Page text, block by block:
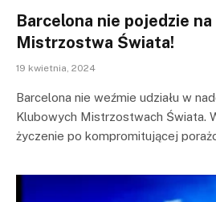
Barcelona nie pojedzie
Mistrzostwa Świata!
19 kwietnia, 2024
Barcelona nie weźmie udziału w
Klubowych Mistrzostwach Świata.
życzenie po kompromitującej